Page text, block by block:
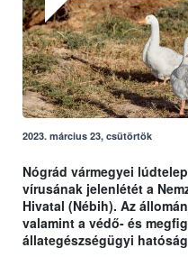
2023. március 23, csütörtök
Nógrád vármegyei
vírusának jelenlétét a
Hivatal (Nébih). Az
valamint a védő- és
állategészségügyi